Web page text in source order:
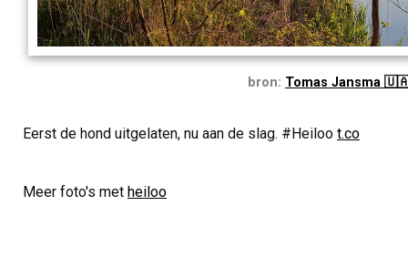
bron: Tomas Jansma
Eerst de hond uitgelaten, nu aan de slag. #Heiloo t.co
Meer foto's met heiloo